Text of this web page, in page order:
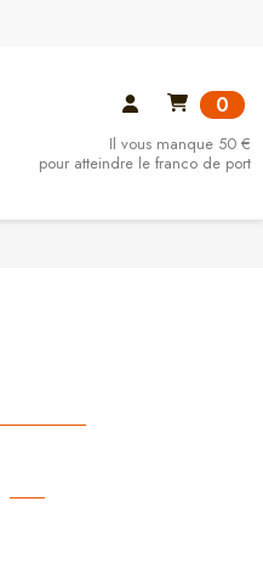
0
Il vous manque 50 €
pour atteindre le franco de port